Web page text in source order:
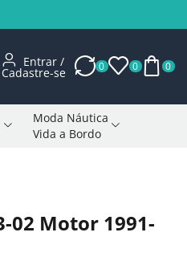
Entrar /
Cadastre-se 0 0 0
Moda Náutica
Vida a Bordo
02 Motor 1991-